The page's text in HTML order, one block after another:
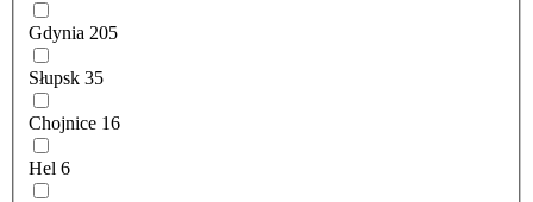
Gdynia 205
Słupsk 35
Chojnice 16
Hel 6